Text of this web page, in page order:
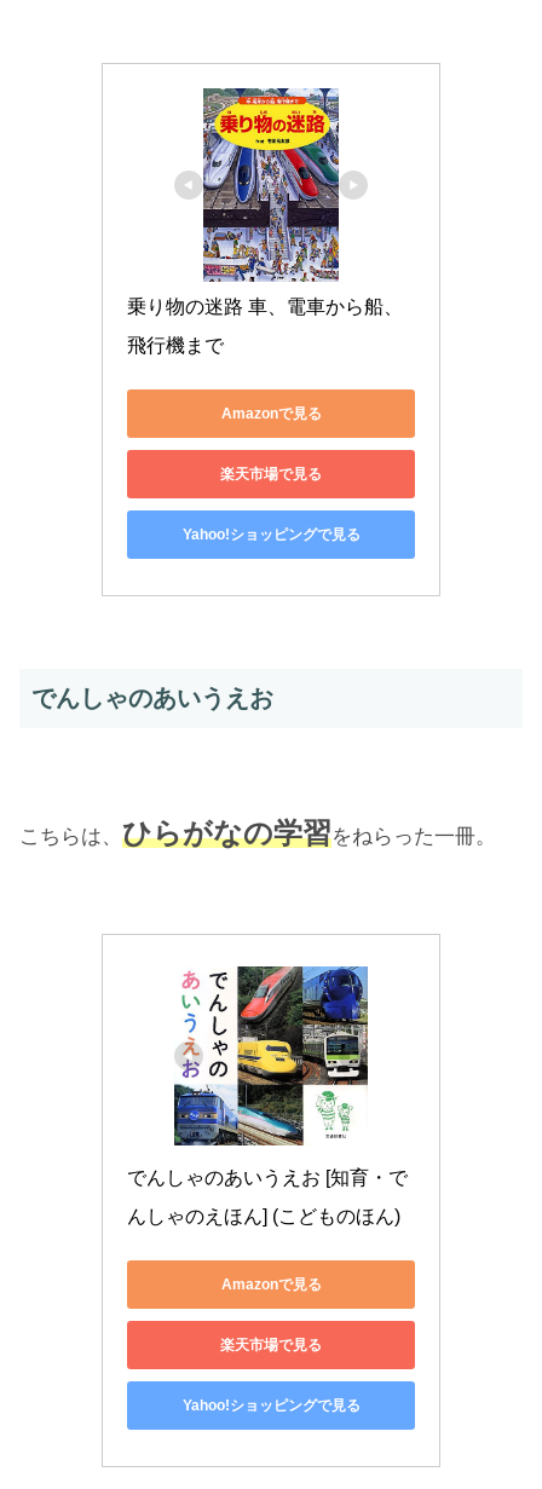
乗り物の迷路 車、電車から船、
飛行機まで
Amazonで見る
楽天市場で見る
Yahoo!ショッピングで見る
でんしゃのあいうえお
こちらは、 ひらがなの学習をねらった一冊。
でんしゃのあいうえお [知育・で
んしゃのえほん] (こどものほん)
Amazonで見る
楽天市場で見る
Yahoo!ショッピングで見る